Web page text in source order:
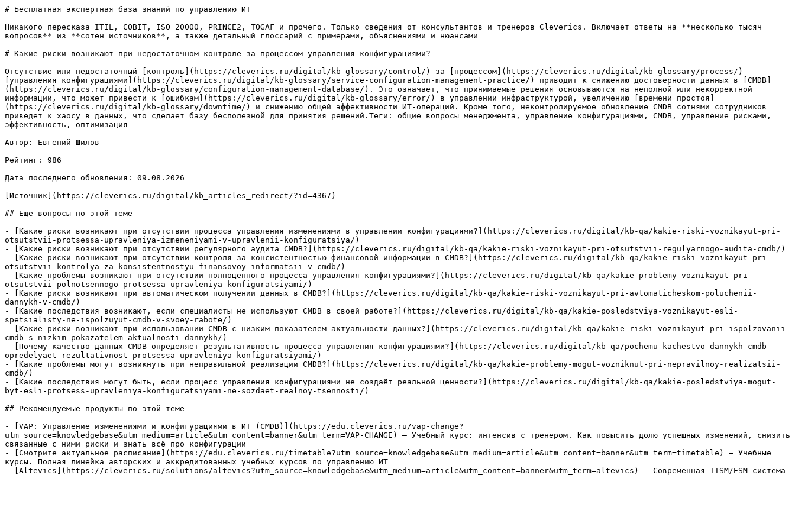
# Бесплатная экспертная база знаний по управлению ИТ
Никакого пересказа ITIL, COBIT, ISO 20000, PRINCE2, TOGAF и прочего. Только сведения от консультантов и тренеров Cleverics. Включает ответы на **несколько тысяч
вопросов** из **сотен источников**, а также детальный глоссарий с примерами, объяснениями и нюансами
# Какие риски возникают при недостаточном контроле за процессом управления конфигурациями?
Отсутствие или недостаточный [контроль](https://cleverics.ru/digital/kb-glossary/control/) за [процессом](https://cleverics.ru/digital/kb-glossary/process/)
[управления конфигурациями](https://cleverics.ru/digital/kb-glossary/service-configuration-management-practice/) приводит к снижению достоверности данных в [CMDB]
(https://cleverics.ru/digital/kb-glossary/configuration-management-database/). Это означает, что принимаемые решения основываются на неполной или некорректной
информации, что может привести к [ошибкам](https://cleverics.ru/digital/kb-glossary/error/) в управлении инфраструктурой, увеличению [времени простоя]
(https://cleverics.ru/digital/kb-glossary/downtime/) и снижению общей эффективности ИТ-операций. Кроме того, неконтролируемое обновление CMDB сотнями сотрудников
приведет к хаосу в данных, что сделает базу бесполезной для принятия решений.Теги: общие вопросы менеджмента, управление конфигурациями, CMDB, управление рисками,
эффективность, оптимизация
Автор: Евгений Шилов
Рейтинг: 986
Дата последнего обновления: 09.08.2026
[Источник](https://cleverics.ru/digital/kb_articles_redirect/?id=4367)
## Ещё вопросы по этой теме
- [Какие риски возникают при отсутствии процесса управления изменениями в управлении конфигурациями?](https://cleverics.ru/digital/kb-qa/kakie-riski-voznikayut-pri-
otsutstvii-protsessa-upravleniya-izmeneniyami-v-upravlenii-konfiguratsiya/)
- [Какие риски возникают при отсутствии регулярного аудита CMDB?](https://cleverics.ru/digital/kb-qa/kakie-riski-voznikayut-pri-otsutstvii-regulyarnogo-audita-cmdb/)
- [Какие риски возникают при отсутствии контроля за консистентностью финансовой информации в CMDB?](https://cleverics.ru/digital/kb-qa/kakie-riski-voznikayut-pri-
otsutstvii-kontrolya-za-konsistentnostyu-finansovoy-informatsii-v-cmdb/)
- [Какие проблемы возникают при отсутствии полноценного процесса управления конфигурациями?](https://cleverics.ru/digital/kb-qa/kakie-problemy-voznikayut-pri-
otsutstvii-polnotsennogo-protsessa-upravleniya-konfiguratsiyami/)
- [Какие риски возникают при автоматическом получении данных в CMDB?](https://cleverics.ru/digital/kb-qa/kakie-riski-voznikayut-pri-avtomaticheskom-poluchenii-
dannykh-v-cmdb/)
- [Какие последствия возникают, если специалисты не используют CMDB в своей работе?](https://cleverics.ru/digital/kb-qa/kakie-posledstviya-voznikayut-esli-
spetsialisty-ne-ispolzuyut-cmdb-v-svoey-rabote/)
- [Какие риски возникают при использовании CMDB с низким показателем актуальности данных?](https://cleverics.ru/digital/kb-qa/kakie-riski-voznikayut-pri-ispolzovanii-
cmdb-s-nizkim-pokazatelem-aktualnosti-dannykh/)
- [Почему качество данных CMDB определяет результативность процесса управления конфигурациями?](https://cleverics.ru/digital/kb-qa/pochemu-kachestvo-dannykh-cmdb-
opredelyaet-rezultativnost-protsessa-upravleniya-konfiguratsiyami/)
- [Какие проблемы могут возникнуть при неправильной реализации CMDB?](https://cleverics.ru/digital/kb-qa/kakie-problemy-mogut-vozniknut-pri-nepravilnoy-realizatsii-
cmdb/)
- [Какие последствия могут быть, если процесс управления конфигурациями не создаёт реальной ценности?](https://cleverics.ru/digital/kb-qa/kakie-posledstviya-mogut-
byt-esli-protsess-upravleniya-konfiguratsiyami-ne-sozdaet-realnoy-tsennosti/)
## Рекомендуемые продукты по этой теме
- [VAP: Управление изменениями и конфигурациями в ИТ (CMDB)](https://edu.cleverics.ru/vap-change?
utm_source=knowledgebase&utm_medium=article&utm_content=banner&utm_term=VAP-CHANGE) — Учебный курс: интенсив с тренером. Как повысить долю успешных изменений, снизить
связанные с ними риски и знать всё про конфигурации
- [Смотрите актуальное расписание](https://edu.cleverics.ru/timetable?utm_source=knowledgebase&utm_medium=article&utm_content=banner&utm_term=timetable) — Учебные
курсы. Полная линейка авторских и аккредитованных учебных курсов по управлению ИТ
- [Altevics](https://cleverics.ru/solutions/altevics?utm_source=knowledgebase&utm_medium=article&utm_content=banner&utm_term=altevics) — Современная ITSM/ESM-система